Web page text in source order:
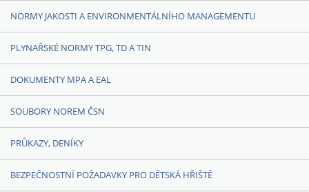
NORMY JAKOSTI A ENVIRONMENTÁLNÍHO MANAGEMENTU
PLYNAŘSKÉ NORMY TPG, TD A TIN
DOKUMENTY MPA A EAL
SOUBORY NOREM ČSN
PRŮKAZY, DENÍKY
BEZPEČNOSTNÍ POŽADAVKY PRO DĚTSKÁ HŘIŠTĚ